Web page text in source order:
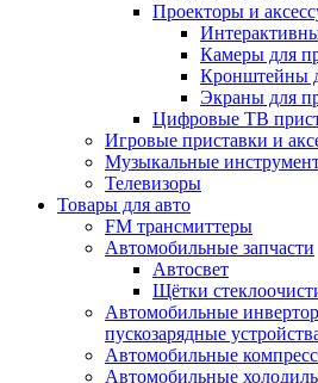
Проекторы и
Камеры для
Кронштейны
Экраны для
Цифровые ТВ
Игровые приставки и
Музыкальные
Телевизоры
Товары для авто
FM трансмиттеры
Автомобильные запчасти
Автосвет
Щётки
Автомобильные
пускозарядные
Автомобильные
Автомобильные